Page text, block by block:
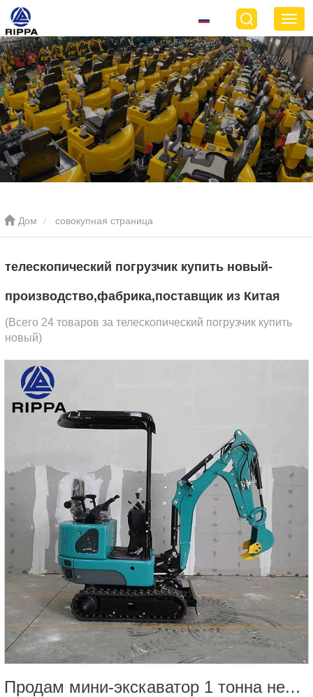
Дом совокупная страница
телескопический погрузчик купить новый-
производство,фабрика,поставщик из Китая
(Всего 24 товаров за телескопический погрузчик купить
новый)
Продам мини-экскаватор 1 тонна недорого